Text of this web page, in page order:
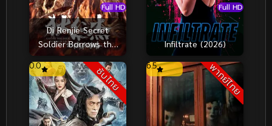
Full HD
Di Renjie Secret
Soldier Borrows the
Road ตี๋เหรินเจี๋ย เส้น
ทางปริศนา (2023)
Full HD
Infiltrate (2026)
ซับไทย
0.0 พากย์ไทย
6.5